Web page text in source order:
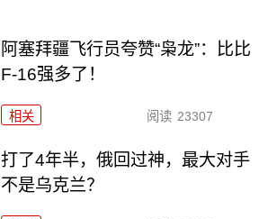
阿塞拜疆飞行员夸赞“枭龙”：比比
F-16强多了！
相关 阅读 23307
打了4年半，俄回过神，最大对手
不是乌克兰？